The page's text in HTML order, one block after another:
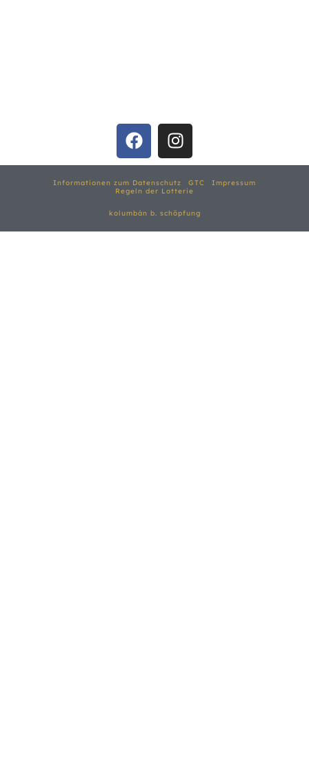
Informationen zum Datenschutz GTC
Impressum
Regeln der Lotterie
kolumbán b. schöpfung